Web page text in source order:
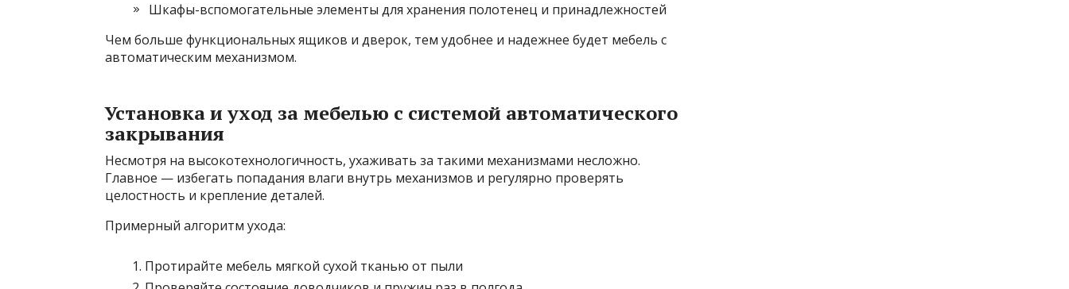
Шкафы-вспомогательные элементы для хранения полотенец и принадлежностей
Чем больше функциональных ящиков и дверок, тем удобнее и надежнее будет мебель с
автоматическим механизмом.
Установка и уход за мебелью с системой автоматического
закрывания
Несмотря на высокотехнологичность, ухаживать за такими механизмами несложно.
Главное — избегать попадания влаги внутрь механизмов и регулярно проверять
целостность и крепление деталей.
Примерный алгоритм ухода:
Протирайте мебель мягкой сухой тканью от пыли